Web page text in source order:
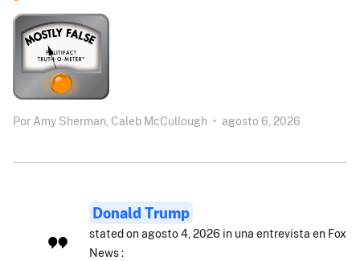
Por Amy Sherman, Caleb McCullough • agosto 6, 2026
Donald Trump
stated on agosto 4, 2026 in una entrevista en Fox
News :